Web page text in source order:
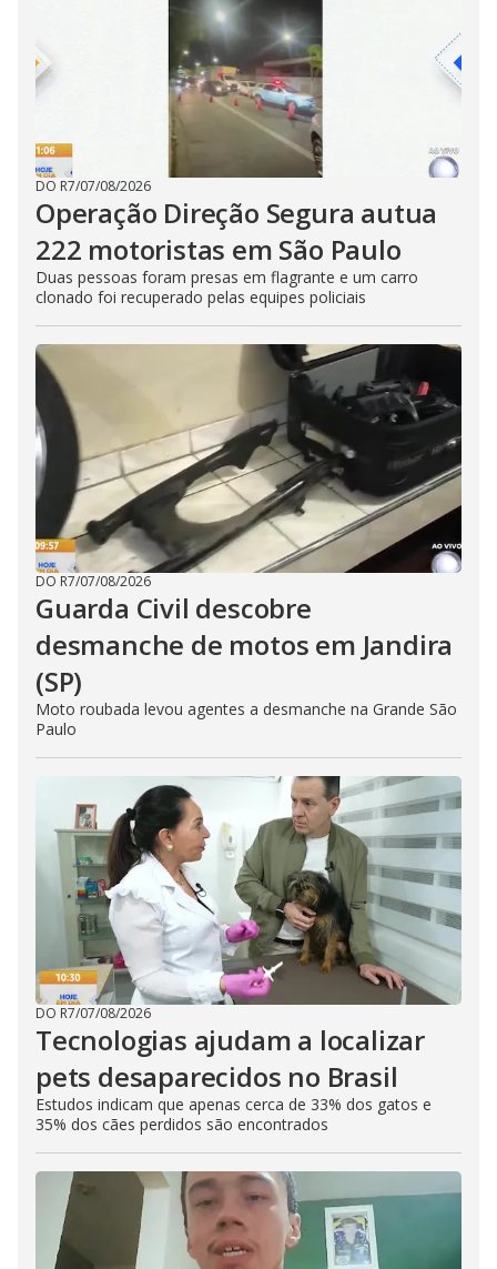
DO R7/07/08/2026
Operação Direção Segura autua
222 motoristas em São Paulo
Duas pessoas foram presas em flagrante e um carro
clonado foi recuperado pelas equipes policiais
DO R7/07/08/2026
Guarda Civil descobre
desmanche de motos em Jandira
(SP)
Moto roubada levou agentes a desmanche na Grande São
Paulo
DO R7/07/08/2026
Tecnologias ajudam a localizar
pets desaparecidos no Brasil
Estudos indicam que apenas cerca de 33% dos gatos e
35% dos cães perdidos são encontrados